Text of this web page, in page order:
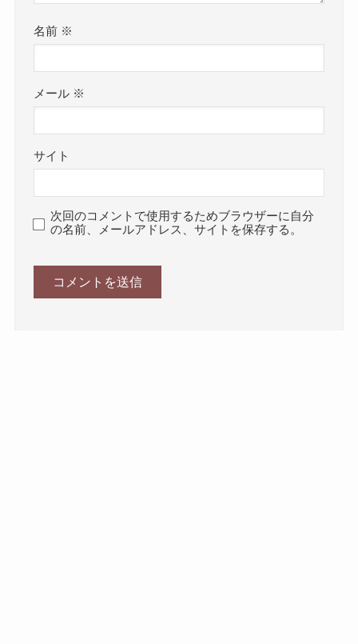
名前 ※
メール ※
サイト
次回のコメントで使用するためブラウザーに自分
の名前、メールアドレス、サイトを保存する。